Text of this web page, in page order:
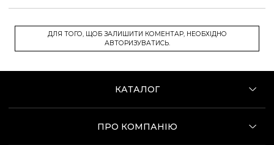
ДЛЯ ТОГО, ЩОБ ЗАЛИШИТИ КОМЕНТАР, НЕОБХІДНО
АВТОРИЗУВАТИСЬ.
КАТАЛОГ
ПРО КОМПАНІЮ